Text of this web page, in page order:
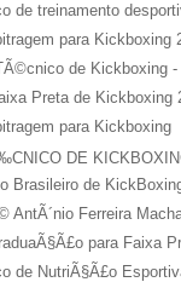
de treinamento
para Kickboxing
de Kickboxing
Preta de Kickboxing
para Kickboxing
DE
Brasileiro de
AntÃ´nio Ferreira
para Faixa
de NutriÃ§Ã£o